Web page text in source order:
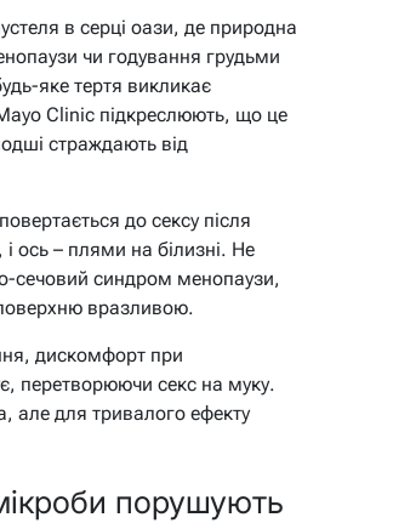
в серці оази, де природна
чи годування грудьми
яке тертя викликає
Clinic підкреслюють, що це
страждають від
до сексу після
ось – плями на білизні. Не
сечовий синдром менопаузи,
вразливою.
дискомфорт при
перетворюючи секс на муку.
але для тривалого ефекту
порушують